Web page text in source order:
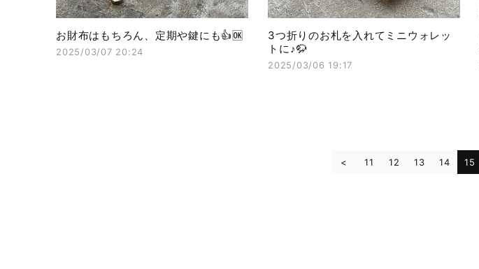
お財布はもちろん、定期や鍵にも👍🆗
2025/03/07 20:24
3つ折りのお札を入れてミニウォレッ
トに♪🦬
2025/03/06 19:17
11 12 13 14 15